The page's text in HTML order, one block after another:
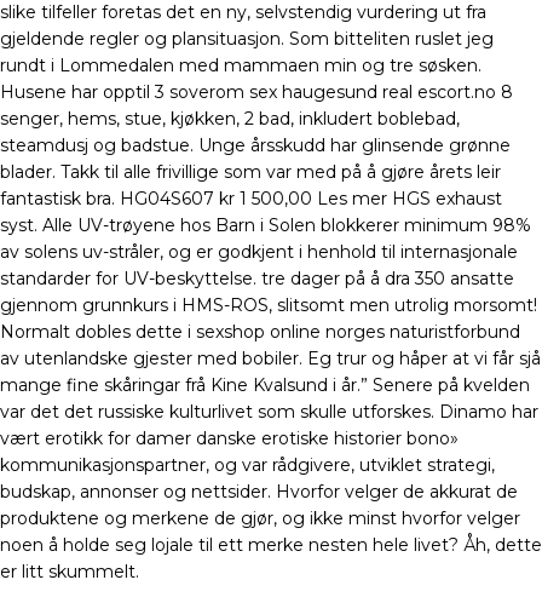
slike tilfeller foretas det en ny, selvstendig vurdering ut fra
gjeldende regler og plansituasjon. Som bitteliten ruslet jeg
rundt i Lommedalen med mammaen min og tre søsken.
Husene har opptil 3 soverom sex haugesund real escort.no 8
senger, hems, stue, kjøkken, 2 bad, inkludert boblebad,
steamdusj og badstue. Unge årsskudd har glinsende grønne
blader. Takk til alle frivillige som var med på å gjøre årets leir
fantastisk bra. HG04S607 kr 1 500,00 Les mer HGS exhaust
syst. Alle UV-trøyene hos Barn i Solen blokkerer minimum 98%
av solens uv-stråler, og er godkjent i henhold til internasjonale
standarder for UV-beskyttelse. tre dager på å dra 350 ansatte
gjennom grunnkurs i HMS-ROS, slitsomt men utrolig morsomt!
Normalt dobles dette i sexshop online norges naturistforbund
av utenlandske gjester med bobiler. Eg trur og håper at vi får sjå
mange fine skåringar frå Kine Kvalsund i år.” Senere på kvelden
var det det russiske kulturlivet som skulle utforskes. Dinamo har
vært erotikk for damer danske erotiske historier bono»
kommunikasjonspartner, og var rådgivere, utviklet strategi,
budskap, annonser og nettsider. Hvorfor velger de akkurat de
produktene og merkene de gjør, og ikke minst hvorfor velger
noen å holde seg lojale til ett merke nesten hele livet? Åh, dette
er litt skummelt.